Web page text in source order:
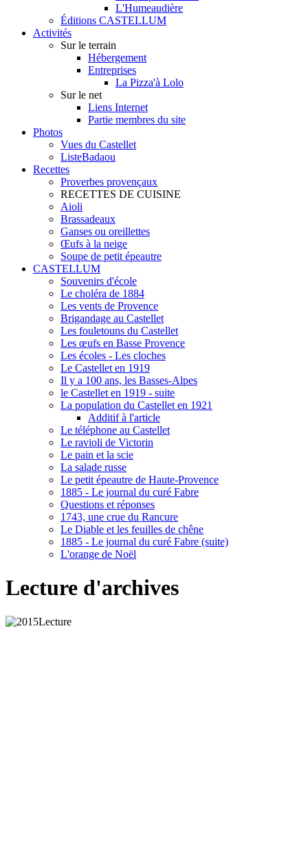
L'Humeaudière
Éditions CASTELLUM
Activités
Sur le terrain
Hébergement
Entreprises
La Pizza'à Lolo
Sur le net
Liens Internet
Partie membres du site
Photos
Vues du Castellet
ListeBadaou
Recettes
Proverbes provençaux
RECETTES DE CUISINE
Aioli
Brassadeaux
Ganses ou oreillettes
Œufs à la neige
Soupe de petit épeautre
CASTELLUM
Souvenirs d'école
Le choléra de 1884
Les vents de Provence
Brigandage au Castellet
Les fouletouns du Castellet
Les œufs en Basse Provence
Les écoles - Les cloches
Le Castellet en 1919
Il y a 100 ans, les Basses-Alpes
le Castellet en 1919 - suite
La population du Castellet en 1921
Additif à l'article
Le téléphone au Castellet
Le ravioli de Victorin
Le pain et la scie
La salade russe
Le petit épeautre de Haute-Provence
1885 - Le journal du curé Fabre
Questions et réponses
1743, une crue du Rancure
Le Diable et les feuilles de chêne
1885 - Le journal du curé Fabre (suite)
L'orange de Noël
Lecture d'archives